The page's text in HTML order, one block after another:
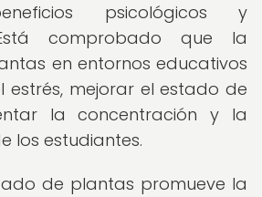
psicológicos y
comprobado que la
en entornos educativos
estrés, mejorar el estado de
la concentración y la
los estudiantes.
de plantas promueve la